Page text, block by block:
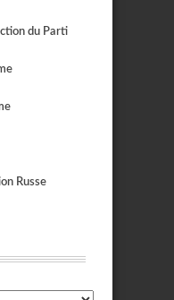
du Parti
Russe